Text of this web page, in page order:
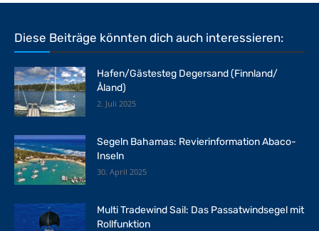
Diese Beiträge könnten dich auch interessieren:
Hafen/Gästesteg Degersand (Finnland/
Åland)
2. Juli 2025
Segeln Bahamas: Revierinformation Abaco-
Inseln
30. April 2025
Multi Tradewind Sail: Das Passatwindsegel mit
Rollfunktion